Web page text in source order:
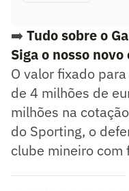
➡️ Tudo sobre o
Siga o nosso
O valor fixado
de 4 milhões de
milhões na
do Sporting, o
clube mineiro